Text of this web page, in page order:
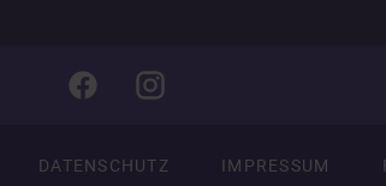
DATENSCHUTZ IMPRESSUM